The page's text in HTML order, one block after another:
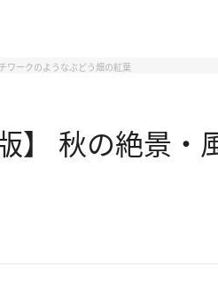
ワークのようなぶどう畑の紅葉
】 秋の絶景